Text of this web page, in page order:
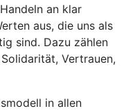
an klar
aus, die uns als
sind. Dazu zählen
Vertrauen,
in allen